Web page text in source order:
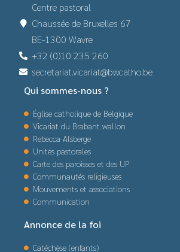
Centre pastoral
Chaussée de Bruxelles 67
BE-1300 Wavre
+32 (0)10 235 260
secretariat.vicariat@bwcatho.be
Qui sommes-nous ?
Église catholique de Belgique
Vicariat du Brabant wallon
Rebecca Alsberge
Unités pastorales
Carte des paroisses et des UP
Communautés religieuses
Mouvements et associations
Communication
Annonce de la foi
Catéchèse (enfants)